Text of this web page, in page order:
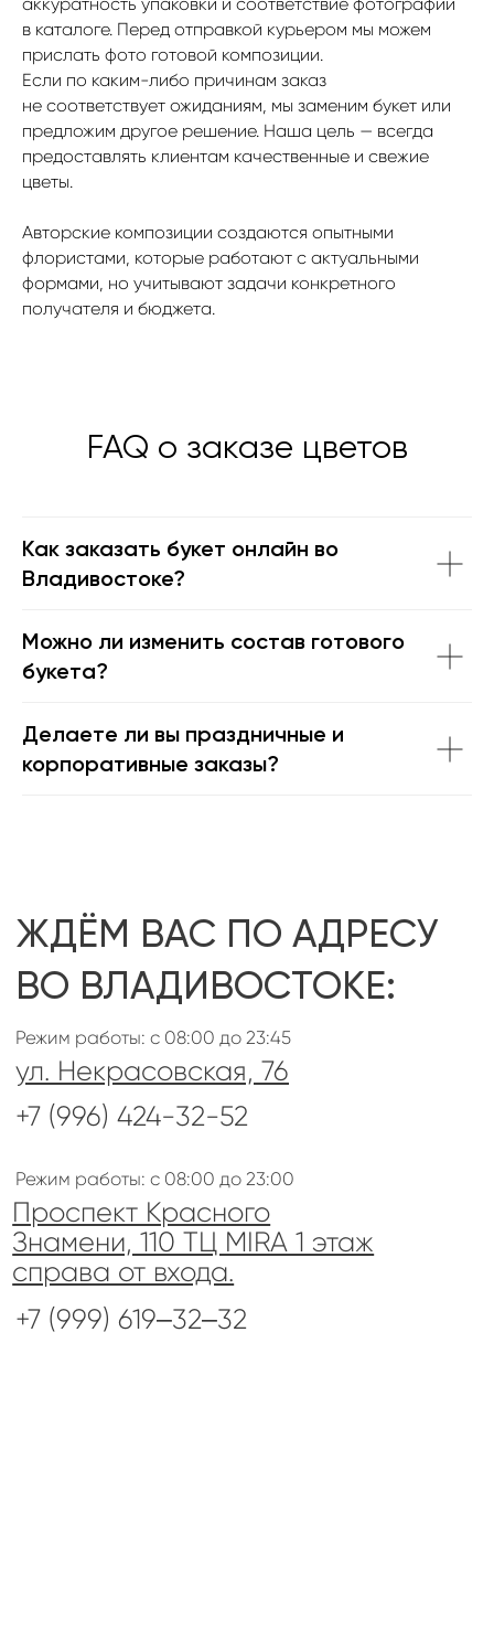
в каталоге. Перед отправкой курьером мы можем
прислать фото готовой композиции.
Если по каким-либо причинам заказ
не соответствует ожиданиям, мы заменим букет или
предложим другое решение. Наша цель — всегда
предоставлять клиентам качественные и свежие
цветы.
Авторские композиции создаются опытными
флористами, которые работают с актуальными
формами, но учитывают задачи конкретного
получателя и бюджета.
FAQ о заказе цветов
Как заказать букет онлайн во
Владивостоке?
Можно ли изменить состав готового
букета?
Делаете ли вы праздничные и
корпоративные заказы?
+7 (999) 619‒32‒32
Проспект Красного
Знамени, 110 ТЦ MIRA 1 этаж
справа от входа.